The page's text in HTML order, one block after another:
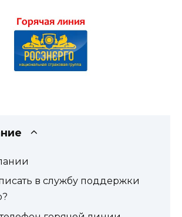
в службу поддержки